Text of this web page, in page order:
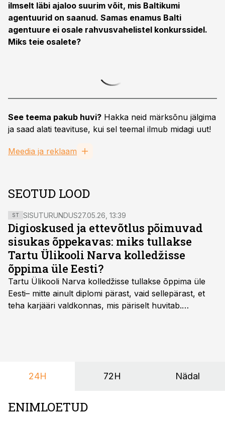
ilmselt läbi ajaloo suurim võit, mis Baltikumi
agentuurid on saanud. Samas enamus Balti
agentuure ei osale rahvusvahelistel konkurssidel.
Miks teie osalete?
See teema pakub huvi? Hakka neid märksõnu jälgima
ja saad alati teavituse, kui sel teemal ilmub midagi uut!
Meedia ja reklaam
SEOTUD LOOD
ST SISUTURUNDUS27.05.26, 13:39
Digioskused ja ettevõtlus põimuvad
sisukas õppekavas: miks tullakse
Tartu Ülikooli Narva kolledžisse
õppima üle Eesti?
Tartu Ülikooli Narva kolledžisse tullakse õppima üle
Eesti– mitte ainult diplomi pärast, vaid sellepärast, et
teha karjääri valdkonnas, mis päriselt huvitab.
24H 72H Nädal
ENIMLOETUD